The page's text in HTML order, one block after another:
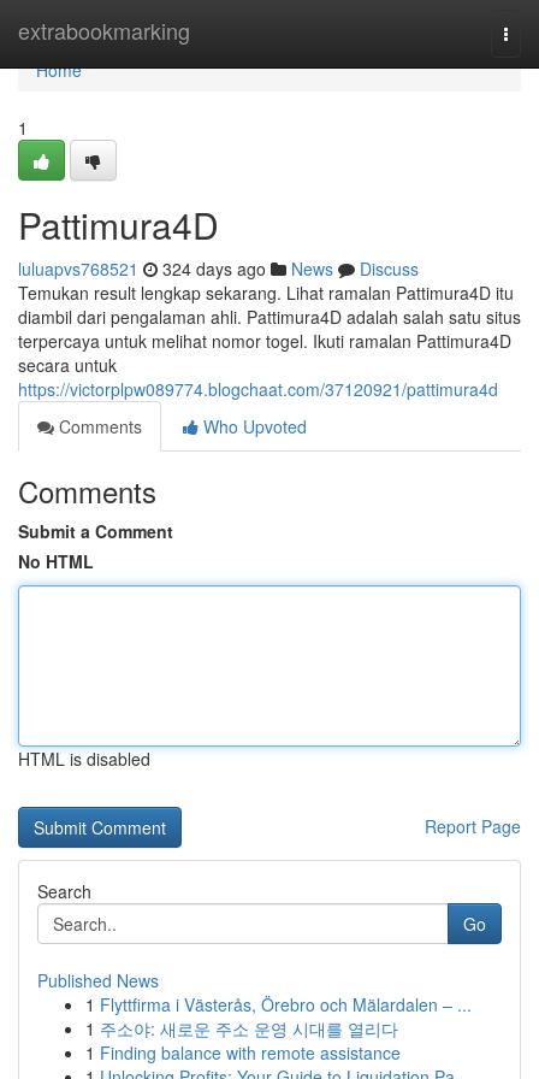
extrabookmarking
Home
Home
1
Pattimura4D
luluapvs768521 324 days ago News
Discuss
Temukan result lengkap sekarang. Lihat ramalan Pattimura4D itu
diambil dari pengalaman ahli. Pattimura4D adalah salah satu situs
terpercaya untuk melihat nomor togel. Ikuti ramalan Pattimura4D
secara untuk
https://victorplpw089774.blogchaat.com/37120921/pattimura4d
Comments
Who Upvoted
Comments
Submit a Comment
No HTML
HTML is disabled
Report Page
Search
Go
Published News
1 Flyttfirma i Västerås, Örebro och Mälardalen – ...
1 주소야: 새로운 주소 운영 시대를 열리다
1 Finding balance with remote assistance